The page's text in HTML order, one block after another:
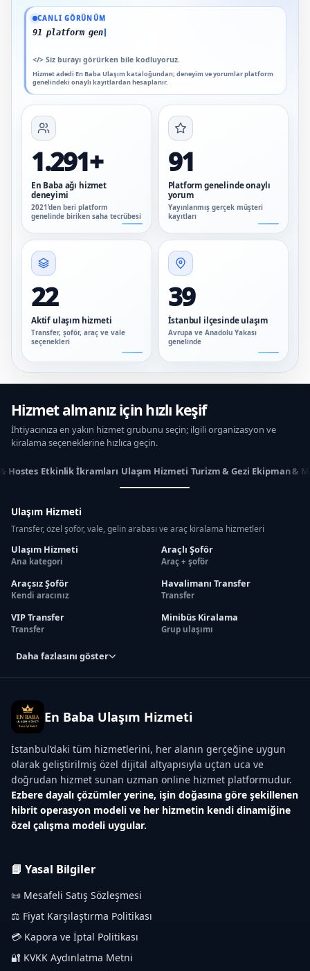
CANLI GÖRÜNÜM
91 platform genelinde onaylı yorum
</> Siz burayı görürken bile kodluyoruz.
Hizmet adedi En Baba Ulaşım kataloğundan; deneyim ve yorumlar platform
genelindeki onaylı kayıtlardan hesaplanır.
Güncel veriler: 1.291+ En Baba ağı hizmet deneyimi; 91 platform genelinde
1.291+
En Baba ağı hizmet
deneyimi
2021’den beri platform
genelinde biriken saha tecrübesi
91
Platform genelinde onaylı
yorum
Yayınlanmış gerçek müşteri
kayıtları
22
Aktif ulaşım hizmeti
Transfer, şoför, araç ve vale
seçenekleri
39
İstanbul ilçesinde ulaşım
Avrupa ve Anadolu Yakası
genelinde
Hizmet almanız için hızlı keşif
İhtiyacınıza en yakın hizmet grubunu seçin; ilgili organizasyon ve
kiralama seçeneklerine hızlıca geçin.
Hostes Etkinlik İkramları Ulaşım Hizmeti Turizm & Gezi Ekipman &
Ulaşım Hizmeti
Transfer, özel şoför, vale, gelin arabası ve araç kiralama hizmetleri
Ulaşım Hizmeti
Ana kategori
Araçlı Şoför
Araç + şoför
Araçsız Şoför
Kendi aracınız
Havalimanı Transfer
Transfer
VIP Transfer
Transfer
Minibüs Kiralama
Grup ulaşımı
Daha fazlasını göster
En Baba Ulaşım Hizmeti
İstanbul’daki tüm hizmetlerini, her alanın gerçeğine uygun
olarak geliştirilmiş özel dijital altyapısıyla uçtan uca ve
doğrudan hizmet sunan uzman online hizmet platformudur.
Ezbere dayalı çözümler yerine, işin doğasına göre şekillenen
hibrit operasyon modeli ve her hizmetin kendi dinamiğine
özel çalışma modeli uygular.
📘 Yasal Bilgiler
📜 Mesafeli Satış Sözleşmesi
⚖️ Fiyat Karşılaştırma Politikası
💳 Kapora ve İptal Politikası
🔐 KVKK Aydınlatma Metni